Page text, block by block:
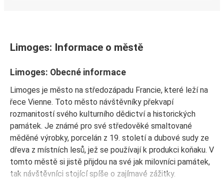
Limoges: Informace o městě
Limoges: Obecné informace
Limoges je město na středozápadu Francie, které leží na
řece Vienne. Toto město návštěvníky překvapí
rozmanitostí svého kulturního dědictví a historických
památek. Je známé pro své středověké smaltované
měděné výrobky, porcelán z 19. století a dubové sudy ze
dřeva z místních lesů, jež se používají k produkci koňaku. V
tomto městě si jistě přijdou na své jak milovníci památek,
tak návštěvníci stojící spíše o zajímavé zážitky.